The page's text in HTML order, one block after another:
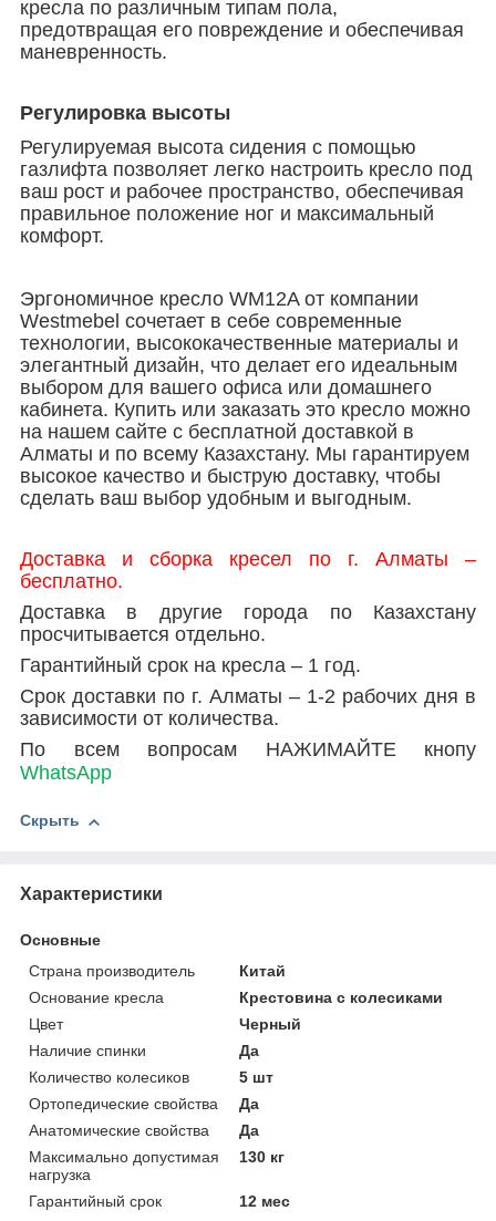
кресла по различным типам пола,
предотвращая его повреждение и обеспечивая
маневренность.
Регулировка высоты
Регулируемая высота сидения с помощью
газлифта позволяет легко настроить кресло под
ваш рост и рабочее пространство, обеспечивая
правильное положение ног и максимальный
комфорт.
Эргономичное кресло WM12A от компании
Westmebel сочетает в себе современные
технологии, высококачественные материалы и
элегантный дизайн, что делает его идеальным
выбором для вашего офиса или домашнего
кабинета. Купить или заказать это кресло можно
на нашем сайте с бесплатной доставкой в
Алматы и по всему Казахстану. Мы гарантируем
высокое качество и быструю доставку, чтобы
сделать ваш выбор удобным и выгодным.
Доставка и сборка кресел по г. Алматы –
бесплатно.
Доставка в другие города по Казахстану
просчитывается отдельно.
Гарантийный срок на кресла – 1 год.
Срок доставки по г. Алматы – 1-2 рабочих дня в
зависимости от количества.
По всем вопросам НАЖИМАЙТЕ кнопу
WhatsApp
Скрыть
Характеристики
Основные
Страна производитель
Китай
Основание кресла
Крестовина с колесиками
Цвет
Черный
Наличие спинки
Да
Количество колесиков
5 шт
Ортопедические свойства
Да
Анатомические свойства
Да
Максимально допустимая
нагрузка
130 кг
Гарантийный срок
12 мес